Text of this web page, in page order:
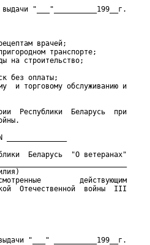
"___"__________199__г.
врачей;
транспорте;
на строительство;
без оплаты;
и торговому обслуживанию и
Республики  Беларусь  при
______________
Беларусь  "О ветеранах"
действующим
Отечественной  войны  III
__________199__г.